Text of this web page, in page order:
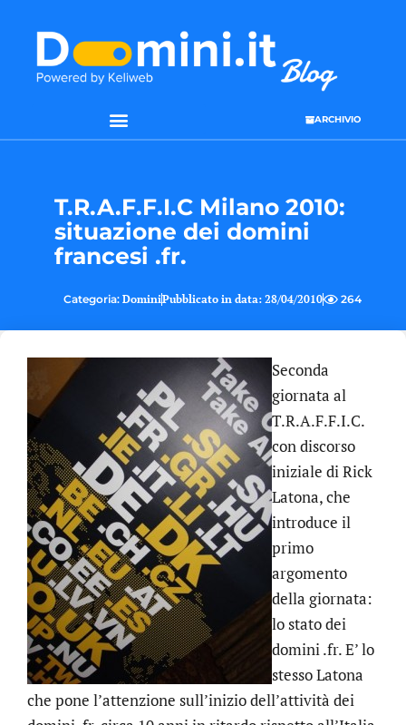
ARCHIVIO
T.R.A.F.F.I.C Milano 2010:
situazione dei domini
francesi .fr.
Categoria: DominiPubblicato in data: 28/04/2010 264
Seconda
giornata al
T.R.A.F.F.I.C.
con discorso
iniziale di Rick
Latona, che
introduce il
primo
argomento
della giornata:
lo stato dei
domini .fr. E’ lo
stesso Latona
che pone l’attenzione sull’inizio dell’attività dei